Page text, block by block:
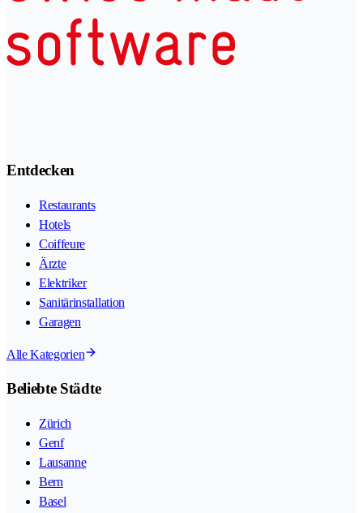
Entdecken
Restaurants
Hotels
Coiffeure
Ärzte
Elektriker
Sanitärinstallation
Garagen
Alle Kategorien
Beliebte Städte
Zürich
Genf
Lausanne
Bern
Basel